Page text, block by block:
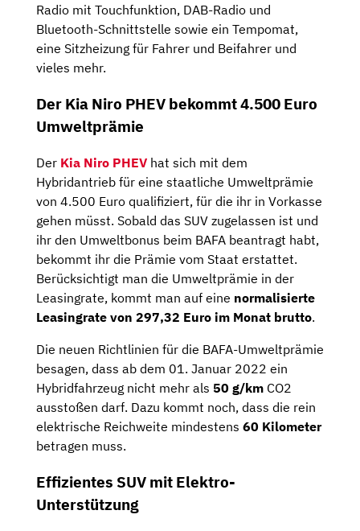
Radio mit Touchfunktion, DAB-Radio und
Bluetooth-Schnittstelle sowie ein Tempomat,
eine Sitzheizung für Fahrer und Beifahrer und
vieles mehr.
Der Kia Niro PHEV bekommt 4.500 Euro
Umweltprämie
Der Kia Niro PHEV hat sich mit dem
Hybridantrieb für eine staatliche Umweltprämie
von 4.500 Euro qualifiziert, für die ihr in Vorkasse
gehen müsst. Sobald das SUV zugelassen ist und
ihr den Umweltbonus beim BAFA beantragt habt,
bekommt ihr die Prämie vom Staat erstattet.
Berücksichtigt man die Umweltprämie in der
Leasingrate, kommt man auf eine normalisierte
Leasingrate von 297,32 Euro im Monat brutto.
Die neuen Richtlinien für die BAFA-Umweltprämie
besagen, dass ab dem 01. Januar 2022 ein
Hybridfahrzeug nicht mehr als 50 g/km CO2
ausstoßen darf. Dazu kommt noch, dass die rein
elektrische Reichweite mindestens 60 Kilometer
betragen muss.
Effizientes SUV mit Elektro-
Unterstützung